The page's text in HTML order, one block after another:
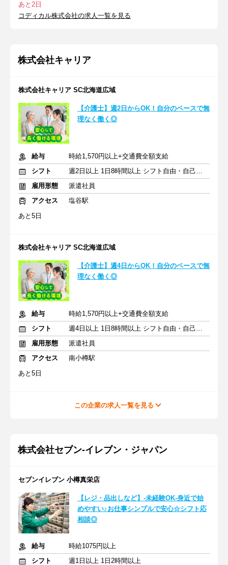
あと2日
コディカル株式会社の求人一覧を見る
株式会社キャリア
株式会社キャリア SC北海道広域
【介護士】週2日からOK！自分のペースで無
理なく働く◎
給与
時給1,570円以上+交通費全額支給
シフト
週2日以上 1日8時間以上 シフト自由・自己申告
雇用形態
派遣社員
アクセス
塩谷駅
あと5日
株式会社キャリア SC北海道広域
【介護士】週4日からOK！自分のペースで無
理なく働く◎
給与
時給1,570円以上+交通費全額支給
シフト
週4日以上 1日8時間以上 シフト自由・自己申告
雇用形態
派遣社員
アクセス
南小樽駅
あと5日
この企業の求人一覧を見る
株式会社セブン-イレブン・ジャパン
セブンイレブン 小樽真栄店
【レジ・品出しなど】-未経験OK-身近で始
めやすい♪お仕事シンプルで安心☆シフト応
相談◎
給与
時給1075円以上
シフト
週1日以上 1日2時間以上